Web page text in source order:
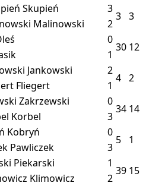
Skupień 3
3 3
Malinowski
2
0
30 12
1
Jankowski 2
4 2
Fliegert
1
Zakrzewski 0
34 14
Korbel
3
Kobryń 0
5 1
Pawliczek
3
Piekarski 1
39 15
Klimowicz 2